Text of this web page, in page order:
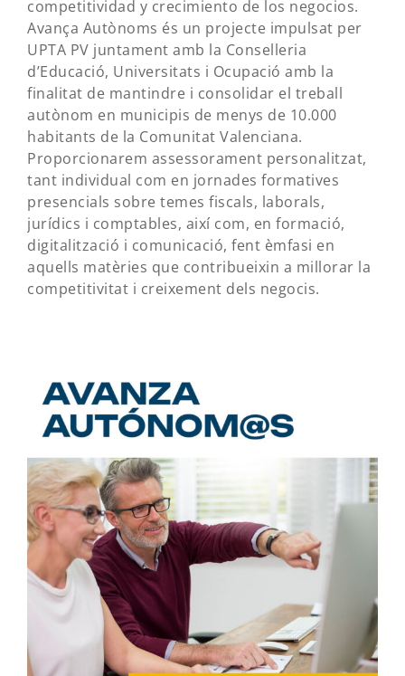
competitividad y crecimiento de los negocios.
Avança Autònoms és un projecte impulsat per
UPTA PV juntament amb la Conselleria
d’Educació, Universitats i Ocupació amb la
finalitat de mantindre i consolidar el treball
autònom en municipis de menys de 10.000
habitants de la Comunitat Valenciana.
Proporcionarem assessorament personalitzat,
tant individual com en jornades formatives
presencials sobre temes fiscals, laborals,
jurídics i comptables, així com, en formació,
digitalització i comunicació, fent èmfasi en
aquells matèries que contribueixin a millorar la
competitivitat i creixement dels negocis.